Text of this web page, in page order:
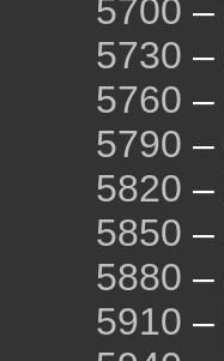
5700 –
5730 –
5760 –
5790 –
5820 –
5850 –
5880 –
5910 –